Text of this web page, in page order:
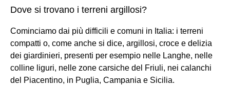
Dove si trovano i terreni argillosi?
Cominciamo dai più difficili e comuni in Italia: i terreni
compatti o, come anche si dice, argillosi, croce e delizia
dei giardinieri, presenti per esempio nelle Langhe, nelle
colline liguri, nelle zone carsiche del Friuli, nei calanchi
del Piacentino, in Puglia, Campania e Sicilia.